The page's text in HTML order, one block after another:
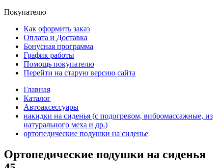
Покупателю
Как оформить заказ
Оплата и Доставка
Бонусная программа
График работы
Помощь покупателю
Перейти на старую версию сайта
Главная
Каталог
Автоаксессуары
накидки на сиденья (с подогревом, вибромассажные, из
натурального меха и др.)
ортопедические подушки на сиденье
Ортопедические подушки на сиденья